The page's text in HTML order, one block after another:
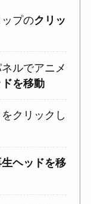
プのクリッ
ルでアニメ
を移動
クリックし
ヘッドを移